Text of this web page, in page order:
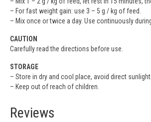
– For fast weight gain: use 3 – 5 g / kg of feed.
– Mix once or twice a day. Use continuously
CAUTION
Carefully read the directions before use.
STORAGE
– Store in dry and cool place, avoid direct sunlight.
– Keep out of reach of children.
Reviews